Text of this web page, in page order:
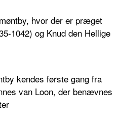
hvor der er præget
1042) og Knud den Hellige
kendes første gang fra
van Loon, der benævnes